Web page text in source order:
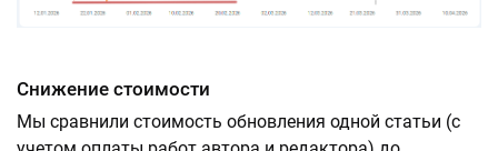
Снижение стоимости
Мы сравнили стоимость обновления одной статьи (с